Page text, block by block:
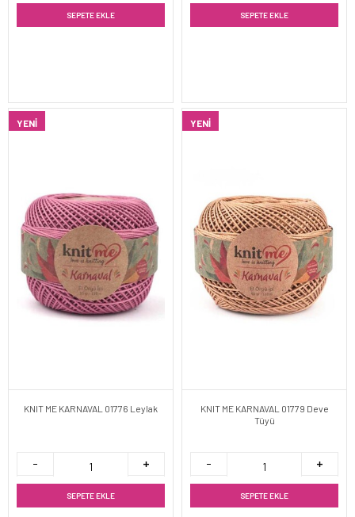
SEPETE EKLE SEPETE EKLE
YENI
KNIT ME KARNAVAL 01776 Leylak
SEPETE EKLE
YENI
KNIT ME KARNAVAL 01779 Deve
Tüyü
SEPETE EKLE